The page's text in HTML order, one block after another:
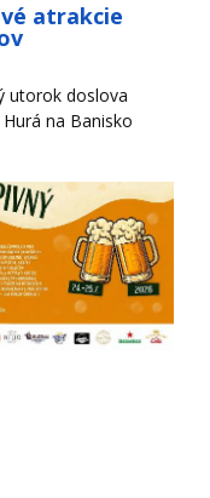
atrakcie
utorok doslova
na Banisko